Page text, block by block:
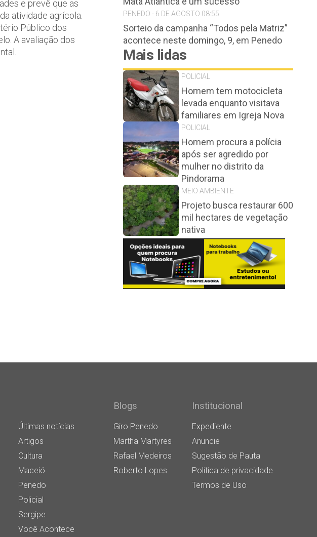
e prevê que as
atividade agrícola.
Público dos
A avaliação dos
PENEDO - 6 DE AGOSTO 08:55
Sorteio da campanha “Todos pela Matriz”
acontece neste domingo, 9, em Penedo
Mais lidas
POLICIAL
Homem tem motocicleta
levada enquanto visitava
familiares em Igreja Nova
POLICIAL
Homem procura a polícia
após ser agredido por
mulher no distrito da
Pindorama
MEIO AMBIENTE
Projeto busca restaurar 600
mil hectares de vegetação
nativa
Últimas notícias
Artigos
Cultura
Maceió
Penedo
Policial
Sergipe
Você Acontece
Blogs
Giro Penedo
Martha Martyres
Rafael Medeiros
Roberto Lopes
Institucional
Expediente
Anuncie
Sugestão de Pauta
Política de privacidade
Termos de Uso